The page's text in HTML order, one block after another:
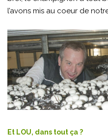
l’avons mis au coeur de
Et LOU, dans tout ça ?